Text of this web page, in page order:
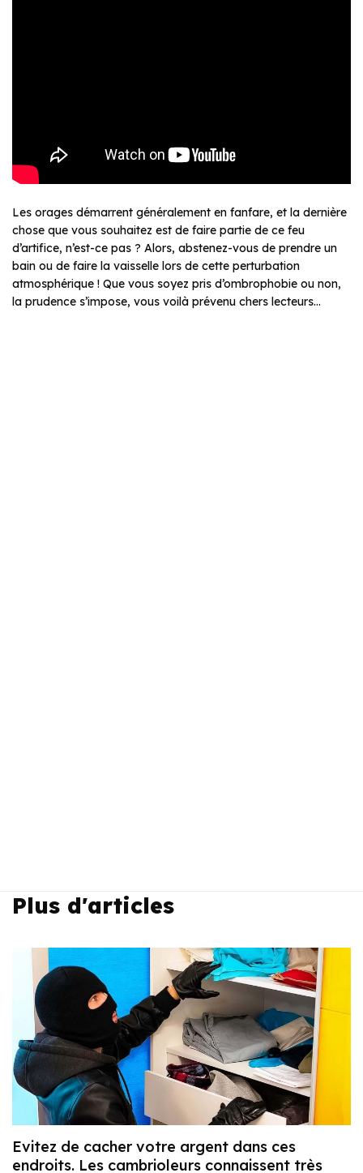
Les orages démarrent généralement en fanfare, et la dernière
chose que vous souhaitez est de faire partie de ce feu
d’artifice, n’est-ce pas ? Alors, abstenez-vous de prendre un
bain ou de faire la vaisselle lors de cette perturbation
atmosphérique ! Que vous soyez pris d’ombrophobie ou non,
la prudence s’impose, vous voilà prévenu chers lecteurs…
Plus d'articles
Evitez de cacher votre argent dans ces
endroits. Les cambrioleurs connaissent très